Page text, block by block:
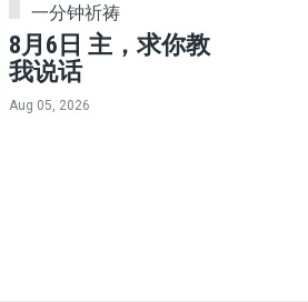
一分钟祈祷
8月6日 主，求你教
我说话
Aug 05, 2026